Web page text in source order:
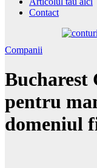
Contact
Companii
pentru
domeniul